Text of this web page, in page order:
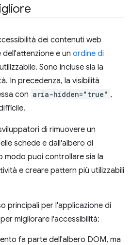
dei contenuti web
e un ordine di
Sono incluse sia la
In precedenza, la visibilità
con aria-hidden="true" ,
di rimuovere un
schede e dall'albero di
modo puoi controllare sia la
e creare pattern più utilizzabili
principali per l'applicazione di
migliorare l'accessibilità:
fa parte dell'albero DOM, ma